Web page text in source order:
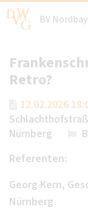
BV
Retro?
12.02.2026
Nürnberg
Referenten:
Georg Kern,
Nürnberg